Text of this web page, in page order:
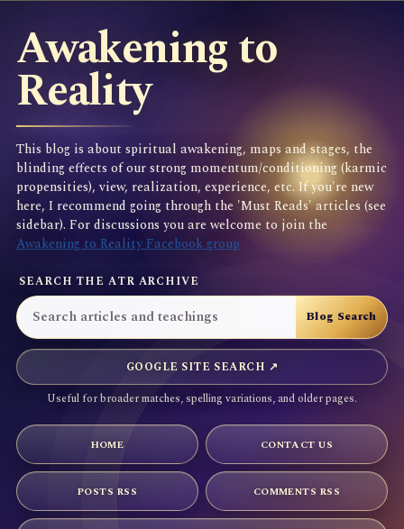
Awakening to
Reality
This blog is about spiritual awakening, maps and stages, the
blinding effects of our strong momentum/conditioning (karmic
propensities), view, realization, experience, etc. If you're new
here, I recommend going through the 'Must Reads' articles (see
sidebar). For discussions you are welcome to join the
Awakening to Reality Facebook group
SEARCH THE ATR ARCHIVE
GOOGLE SITE SEARCH ↗
Useful for broader matches, spelling variations, and older pages.
HOME CONTACT US
POSTS RSS COMMENTS RSS